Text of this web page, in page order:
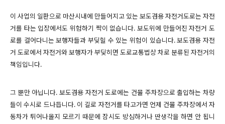
이 사업의 일환으로 마산시내에 만들어지고 있는 보도겸용 자전거도로는 자전
거를 타는 입장에서도 위험하기 짝이 없습니다. 보도위에 만들어진 자전거 도
로를 걸어다니는 보행자들과 부딪힐 수 있는 위험이 있습니다. 보도겸용 자전
거 도로에서 자전거와 보행자가 부딪히면 도로교통법상 차로 분류된 자전거의
책임입니다.
그 뿐만 아닙니다. 보도겸용 자전거 도로에는 건물 주차장으로 출입하는 차량
들이 수시로 드나듭니다. 이 길로 자전거를 타고가면 언제 건물 주차장에서 자
동차가 튀어나올지 모르기 때문에 잠시도 방심하거나 딴생각을 하면 안 됩니